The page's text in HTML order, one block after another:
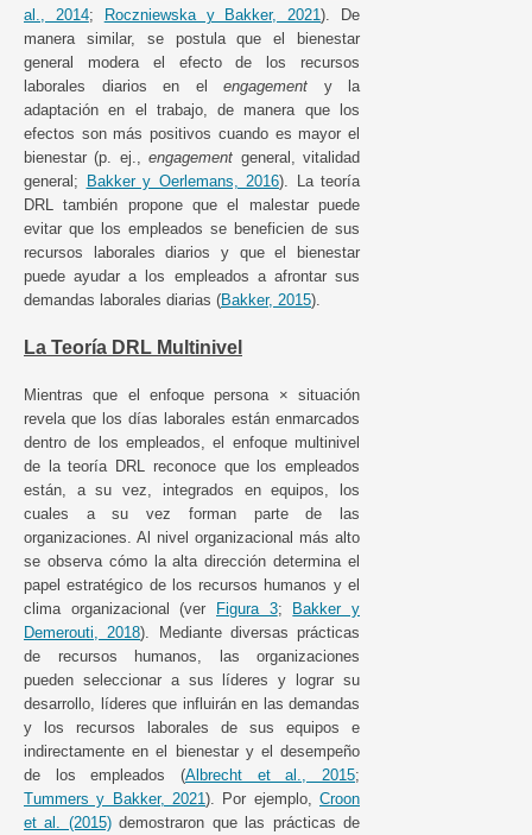
al., 2014; Roczniewska y Bakker, 2021). De
manera similar, se postula que el bienestar
general modera el efecto de los recursos
laborales diarios en el engagement y la
adaptación en el trabajo, de manera que los
efectos son más positivos cuando es mayor el
bienestar (p. ej.,engagement general, vitalidad
general;
Bakker y Oerlemans, 2016). La teoría
DRL también propone que el malestar puede
evitar que los empleados se beneficien de sus
recursos laborales diarios y que el bienestar
puede ayudar a los empleados a afrontar sus
demandas laborales diarias (Bakker, 2015).
La Teoría DRL Multinivel
Mientras que el enfoque persona × situación
revela que los días laborales están enmarcados
dentro de los empleados, el enfoque multinivel
de la teoría DRL reconoce que los empleados
están, a su vez, integrados en equipos, los
cuales a su vez forman parte de las
organizaciones. Al nivel organizacional más alto
se observa cómo la alta dirección determina el
papel estratégico de los recursos humanos y el
clima organizacional (ver
Figura 3;
Bakker y
Demerouti, 2018). Mediante diversas prácticas
de recursos humanos, las organizaciones
pueden seleccionar a sus líderes y lograr su
desarrollo, líderes que influirán en las demandas
y los recursos laborales de sus equipos e
indirectamente en el bienestar y el desempeño
de los empleados (Albrecht et al., 2015;
Tummers y Bakker, 2021). Por ejemplo, Croon
et al. (2015)demostraron que las prácticas de